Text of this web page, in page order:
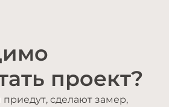
проект?
сделают замер,